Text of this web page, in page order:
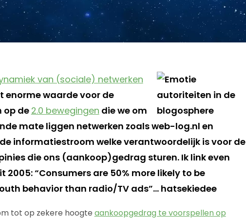
van (sociale) netwerken
enorme waarde voor de
op de 2.0 bewegingen die we om
mate liggen netwerken zoals web-log.nl en
informatiestroom welke verantwoordelijk is voor de
die ons (aankoop)gedrag sturen. Ik link even
2005: “Consumers are 50% more likely to be
behavior than radio/TV ads”… hatsekiedee
tot op zekere hoogte aankoopgedrag te voorspellen op